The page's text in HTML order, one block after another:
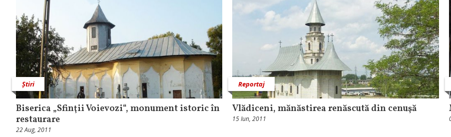
Știri
Biserica „Sfinţii Voievozi“, monument istoric în
restaurare
22 Aug, 2011
Reportaj
Vlădiceni, mănăstirea renăscută din cenuşă
15 Iun, 2011